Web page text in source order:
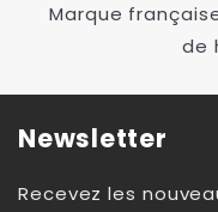
Marque
de
Newsletter
Recevez les